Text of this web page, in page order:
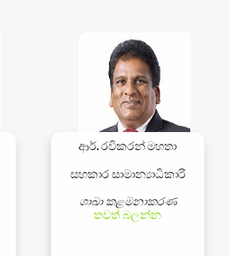
ආර්. රවිකරන් මහතා
සහකාර සාමාන්‍යාධිකාරි
ශාඛා කළමනාකරණ
තවත් බලන්න